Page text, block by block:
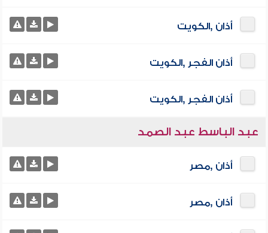
أذان ,الكويت
أذان الفجر ,الكويت
أذان الفجر ,الكويت
عبد الباسط عبد الصمد
أذان ,مصر
أذان ,مصر